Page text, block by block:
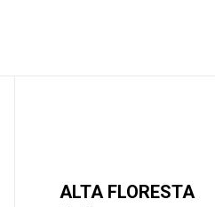
ALTA FLORESTA